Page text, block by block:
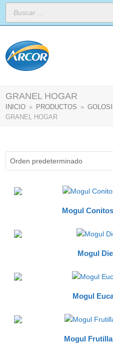
Búsqueda
productos
GRANEL HOGAR
INICIO » PRODUCTOS »
GRANEL HOGAR
Mogul
Mogul
Mogul
Mogul